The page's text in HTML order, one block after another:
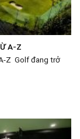
A-Z
Z Golf đang trở